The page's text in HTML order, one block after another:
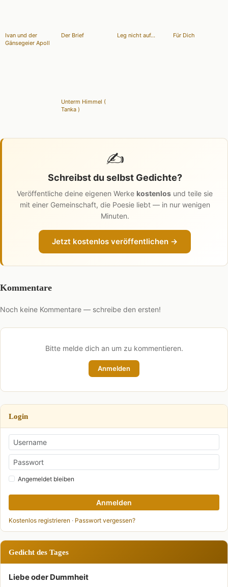
Ivan und der
Gänsegeier Apoll
Der Brief Leg nicht auf... Für Dich
Unterm Himmel (
Tanka )
✍️
Schreibst du selbst Gedichte?
Veröffentliche deine eigenen Werke kostenlos und teile sie
mit einer Gemeinschaft, die Poesie liebt — in nur wenigen
Minuten.
Jetzt kostenlos veröffentlichen →
Kommentare
Noch keine Kommentare — schreibe den ersten!
Bitte melde dich an um zu kommentieren.
Anmelden
Login
Angemeldet bleiben
Anmelden
Kostenlos registrieren · Passwort vergessen?
Gedicht des Tages
Liebe oder Dummheit